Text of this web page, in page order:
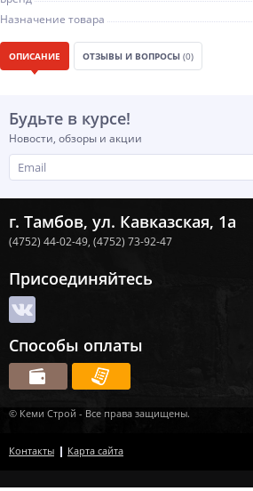
Назначение товара
ОПИСАНИЕ ОТЗЫВЫ И ВОПРОСЫ (0)
Будьте в курсе!
Новости, обзоры и акции
г. Тамбов, ул. Кавказская, 1а
(4752) 44-02-49, (4752) 73-92-47
Присоединяйтесь
Способы оплаты
© Кеми Строй - Все права защищены.
Контакты Карта сайта